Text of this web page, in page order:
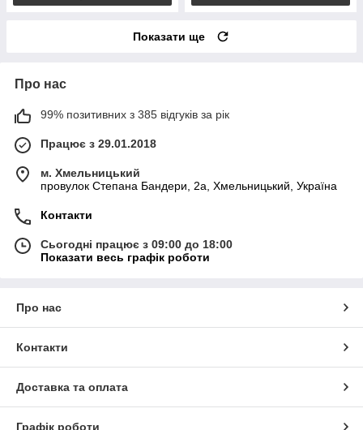
Показати ще
Про нас
99% позитивних з 385 відгуків за рік
Працює з 29.01.2018
м. Хмельницький
провулок Степана Бандери, 2a, Хмельницький, Україна
Контакти
Сьогодні працює з 09:00 до 18:00
Показати весь графік роботи
Про нас
Контакти
Доставка та оплата
Графік роботи